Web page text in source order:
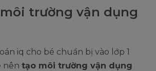
trường vận dụng
iq cho bé chuẩn bị vào lớp 1
nên tạo môi trường vận dụng